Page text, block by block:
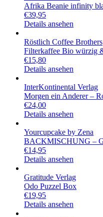
Afrika Beanie infinity
€39,95
Details ansehen
Röstlich Coffee Brothers
Filterkaffee Bio würzig
€15,80
Details ansehen
InterKontinental Verlag
Morgen ein Anderer –
€24,00
Details ansehen
Yourcupcake by Zena
BACKMISCHUNG –
€14,95
Details ansehen
Gratitude Verlag
Odo Puzzel Box
€19,95
Details ansehen